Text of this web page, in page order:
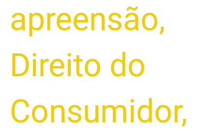
apreensão,
Direito do
Consumidor,